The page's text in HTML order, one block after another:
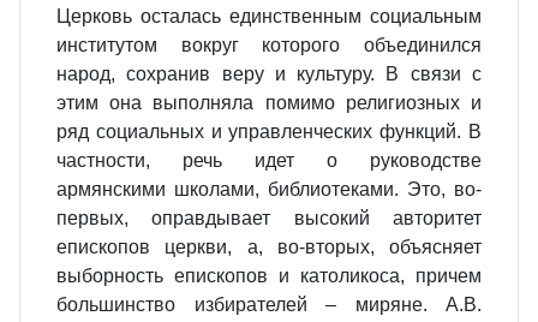
Церковь осталась единственным социальным
институтом вокруг которого объединился
народ, сохранив веру и культуру. В связи с
этим она выполняла помимо религиозных и
ряд социальных и управленческих функций. В
частности, речь идет о руководстве
армянскими школами, библиотеками. Это, во-
первых, оправдывает высокий авторитет
епископов церкви, а, во-вторых, объясняет
выборность епископов и католикоса, причем
большинство избирателей – миряне. А.В.